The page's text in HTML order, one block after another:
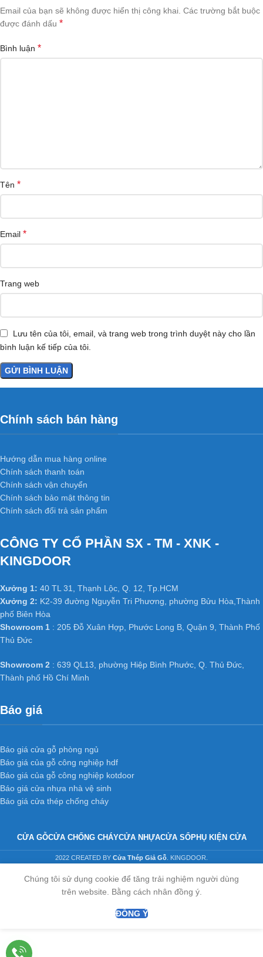
Email của bạn sẽ không được hiển thị công khai. Các trường bắt buộc
được đánh dấu *
Bình luận *
Tên *
Email *
Trang web
Lưu tên của tôi, email, và trang web trong trình duyệt này cho lần
bình luận kế tiếp của tôi.
Chính sách bán hàng
Hướng dẫn mua hàng online
Chính sách thanh toán
Chính sách vận chuyển
Chính sách bảo mật thông tin
Chính sách đổi trả sản phẩm
CÔNG TY CỔ PHẦN SX - TM - XNK -
KINGDOOR
Xưởng 1: 40 TL 31, Thạnh Lộc, Q. 12, Tp.HCM
Xưởng 2: K2-39 đường Nguyễn Tri Phương, phường Bửu Hòa,Thành
phố Biên Hòa
Showroom 1 : 205 Đỗ Xuân Hợp, Phước Long B, Quận 9, Thành Phố
Thủ Đức
Showroom 2 : 639 QL13, phường Hiệp Bình Phước, Q. Thủ Đức,
Thành phố Hồ Chí Minh
Báo giá
Báo giá cửa gỗ phòng ngủ
Báo giá của gỗ công nghiệp hdf
Báo giá của gỗ công nghiệp kotdoor
Báo giá cửa nhựa nhà vệ sinh
Báo giá cửa thép chống cháy
CỬA GỖCỬA CHỐNG CHÁYCỬA NHỰACỬA SỔPHỤ KIỆN CỬA
2022 CREATED BY Cửa Thép Giả Gỗ . KINGDOOR.
Chúng tôi sử dụng cookie để tăng trải nghiệm người dùng
trên website. Bằng cách nhân đồng ý.
ĐỒNG Ý